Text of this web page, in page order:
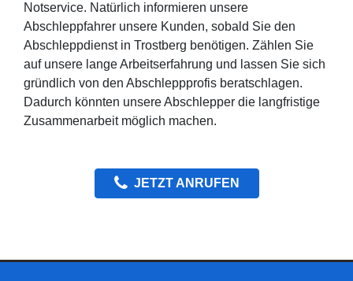
Notservice. Natürlich informieren unsere
Abschleppfahrer unsere Kunden, sobald Sie den
Abschleppdienst in Trostberg benötigen. Zählen Sie
auf unsere lange Arbeitserfahrung und lassen Sie sich
gründlich von den Abschleppprofis beratschlagen.
Dadurch könnten unsere Abschlepper die langfristige
Zusammenarbeit möglich machen.
JETZT ANRUFEN